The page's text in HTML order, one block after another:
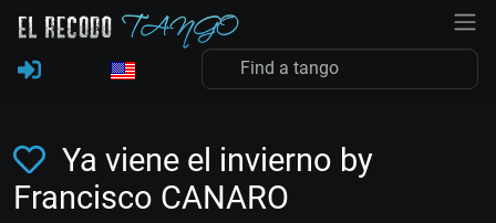
Ya viene el invierno by
Francisco CANARO